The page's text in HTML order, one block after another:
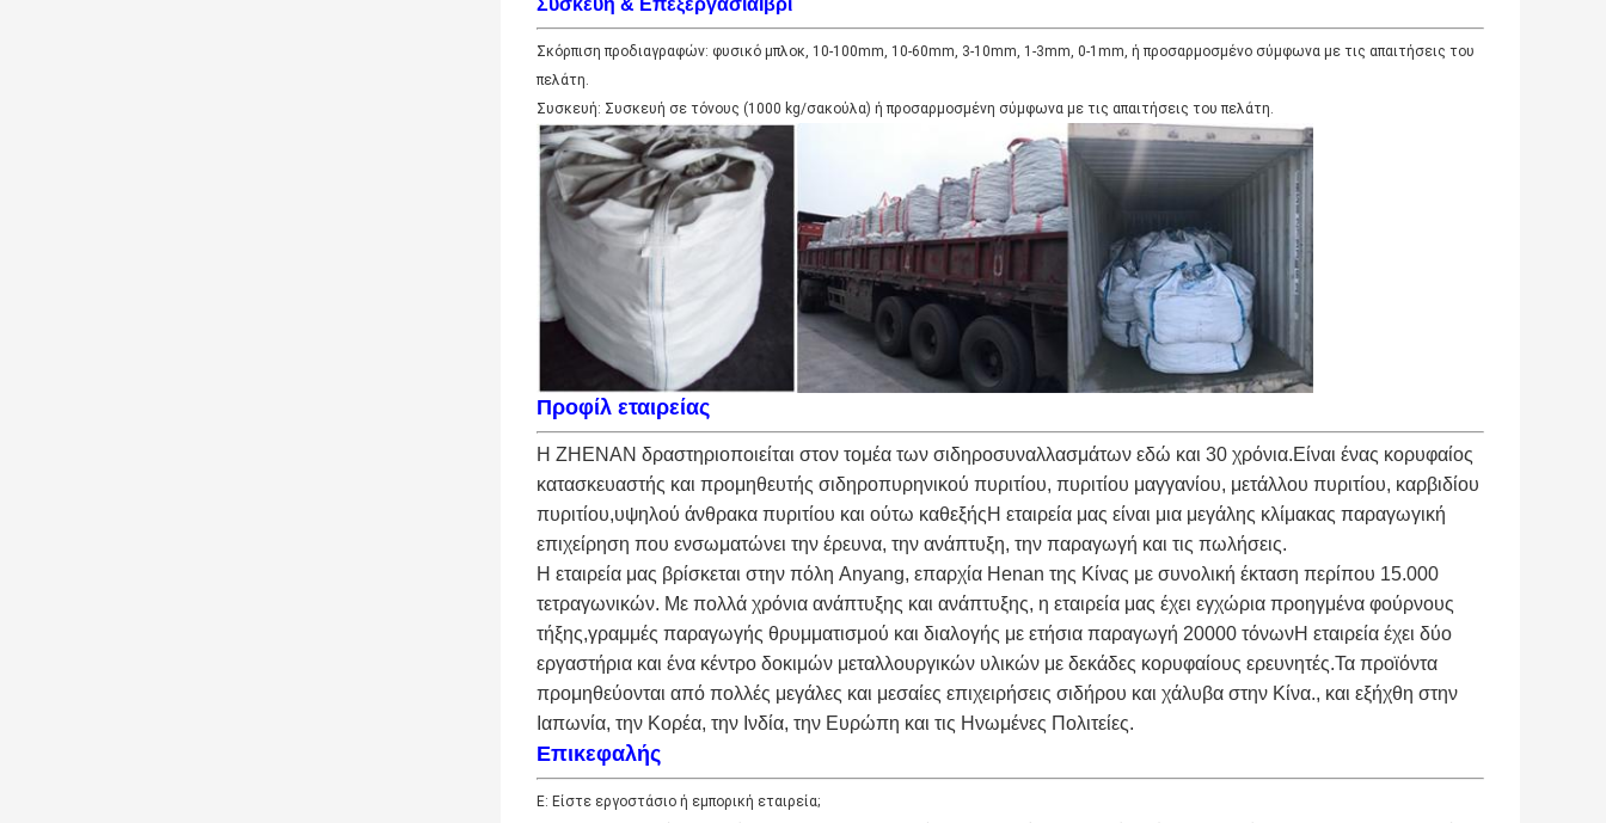
Συσκευή & Επεξεργασία Ιβρί
Σκόρπιση προδιαγραφών: φυσικό μπλοκ, 10-100mm, 10-60mm, 3-10mm, 1-3mm, 0-1mm, ή προσαρμοσμένο σύμφωνα με τις απαιτήσεις του
πελάτη.
Συσκευή: Συσκευή σε τόνους (1000 kg/σακούλα) ή προσαρμοσμένη σύμφωνα με τις απαιτήσεις του πελάτη.
Προφίλ εταιρείας
Η ZHENAN δραστηριοποιείται στον τομέα των σιδηροσυναλλασμάτων εδώ και 30 χρόνια.Είναι ένας κορυφαίος
κατασκευαστής και προμηθευτής σιδηροπυρηνικού πυριτίου, πυριτίου μαγγανίου, μετάλλου πυριτίου, καρβιδίου
πυριτίου,υψηλού άνθρακα πυριτίου και ούτω καθεξήςΗ εταιρεία μας είναι μια μεγάλης κλίμακας παραγωγική
επιχείρηση που ενσωματώνει την έρευνα, την ανάπτυξη, την παραγωγή και τις πωλήσεις.
Η εταιρεία μας βρίσκεται στην πόλη Anyang, επαρχία Henan της Κίνας με συνολική έκταση περίπου 15.000
τετραγωνικών. Με πολλά χρόνια ανάπτυξης και ανάπτυξης, η εταιρεία μας έχει εγχώρια προηγμένα φούρνους
τήξης,γραμμές παραγωγής θρυμματισμού και διαλογής με ετήσια παραγωγή 20000 τόνωνΗ εταιρεία έχει δύο
εργαστήρια και ένα κέντρο δοκιμών μεταλλουργικών υλικών με δεκάδες κορυφαίους ερευνητές.Τα προϊόντα
προμηθεύονται από πολλές μεγάλες και μεσαίες επιχειρήσεις σιδήρου και χάλυβα στην Κίνα., και εξήχθη στην
Ιαπωνία, την Κορέα, την Ινδία, την Ευρώπη και τις Ηνωμένες Πολιτείες.
Επικεφαλής
Ε: Είστε εργοστάσιο ή εμπορική εταιρεία;